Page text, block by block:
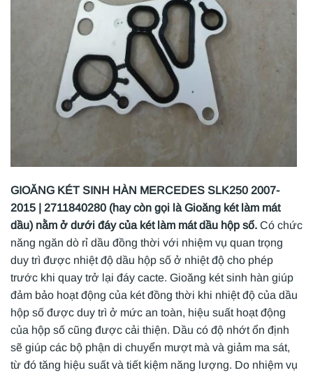
GIOĂNG KÉT SINH HÀN MERCEDES SLK250 2007-
2015 | 2711840280 (hay còn gọi là Gioăng két làm mát
dầu) nằm ở dưới đáy của két làm mát dầu hộp số. Có chức
năng ngăn dò rỉ dầu đồng thời với nhiệm vụ quan trọng
duy trì được nhiệt độ dầu hộp số ở nhiệt độ cho phép
trước khi quay trở lại đáy cacte. Gioăng két sinh hàn giúp
đảm bảo hoạt động của két đồng thời khi nhiệt độ của dầu
hộp số được duy trì ở mức an toàn, hiệu suất hoạt động
của hộp số cũng được cải thiện. Dầu có độ nhớt ổn định
sẽ giúp các bộ phận di chuyển mượt mà và giảm ma sát,
từ đó tăng hiệu suất và tiết kiệm năng lượng. Do nhiệm vụ